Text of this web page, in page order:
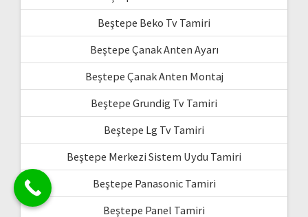
Beştepe Beko Tv Tamiri
Beştepe Çanak Anten Ayarı
Beştepe Çanak Anten Montaj
Beştepe Grundig Tv Tamiri
Beştepe Lg Tv Tamiri
Beştepe Merkezi Sistem Uydu Tamiri
Beştepe Panasonic Tamiri
Beştepe Panel Tamiri